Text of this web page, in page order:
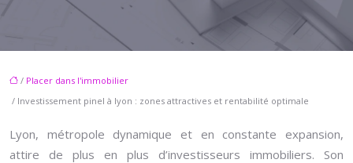
/ Placer dans l'immobilier
/ Investissement pinel à lyon : zones attractives et rentabilité optimale
Lyon, métropole dynamique et en constante expansion,
attire de plus en plus d’investisseurs immobiliers. Son